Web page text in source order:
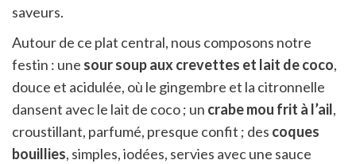
saveurs.
Autour de ce plat central, nous composons notre
festin : une sour soup aux crevettes et lait de coco,
douce et acidulée, où le gingembre et la citronnelle
dansent avec le lait de coco ; un crabe mou frit à l’ail,
croustillant, parfumé, presque confit ; des coques
bouillies, simples, iodées, servies avec une sauce